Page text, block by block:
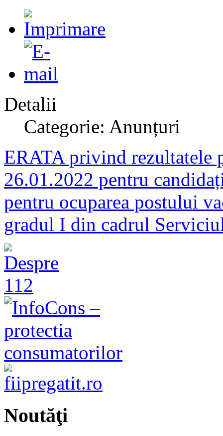
Detalii
Categorie: Anunțuri
ERATA privind rezultatele
26.01.2022 pentru
pentru ocuparea postului
gradul I din cadrul
Noutăţi